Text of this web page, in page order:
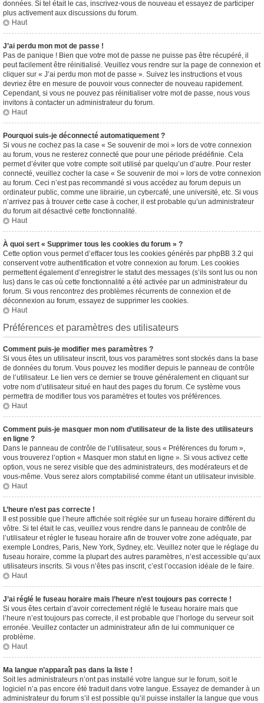
données. Si tel était le cas, inscrivez-vous de nouveau et essayez de participer
plus activement aux discussions du forum.
Haut
J’ai perdu mon mot de passe !
Pas de panique ! Bien que votre mot de passe ne puisse pas être récupéré, il
peut facilement être réinitialisé. Veuillez vous rendre sur la page de connexion et
cliquer sur « J’ai perdu mon mot de passe ». Suivez les instructions et vous
devriez être en mesure de pouvoir vous connecter de nouveau rapidement.
Cependant, si vous ne pouvez pas réinitialiser votre mot de passe, nous vous
invitons à contacter un administrateur du forum.
Haut
Pourquoi suis-je déconnecté automatiquement ?
Si vous ne cochez pas la case « Se souvenir de moi » lors de votre connexion
au forum, vous ne resterez connecté que pour une période prédéfinie. Cela
permet d’éviter que votre compte soit utilisé par quelqu’un d’autre. Pour rester
connecté, veuillez cocher la case « Se souvenir de moi » lors de votre connexion
au forum. Ceci n’est pas recommandé si vous accédez au forum depuis un
ordinateur public, comme une librairie, un cybercafé, une université, etc. Si vous
n’arrivez pas à trouver cette case à cocher, il est probable qu’un administrateur
du forum ait désactivé cette fonctionnalité.
Haut
À quoi sert « Supprimer tous les cookies du forum » ?
Cette option vous permet d’effacer tous les cookies générés par phpBB 3.2 qui
conservent votre authentification et votre connexion au forum. Les cookies
permettent également d’enregistrer le statut des messages (s’ils sont lus ou non
lus) dans le cas où cette fonctionnalité a été activée par un administrateur du
forum. Si vous rencontrez des problèmes récurrents de connexion et de
déconnexion au forum, essayez de supprimer les cookies.
Haut
Préférences et paramètres des utilisateurs
Comment puis-je modifier mes paramètres ?
Si vous êtes un utilisateur inscrit, tous vos paramètres sont stockés dans la base
de données du forum. Vous pouvez les modifier depuis le panneau de contrôle
de l’utilisateur. Le lien vers ce dernier se trouve généralement en cliquant sur
votre nom d’utilisateur situé en haut des pages du forum. Ce système vous
permettra de modifier tous vos paramètres et toutes vos préférences.
Haut
Comment puis-je masquer mon nom d’utilisateur de la liste des utilisateurs
en ligne ?
Dans le panneau de contrôle de l’utilisateur, sous « Préférences du forum »,
vous trouverez l’option « Masquer mon statut en ligne ». Si vous activez cette
option, vous ne serez visible que des administrateurs, des modérateurs et de
vous-même. Vous serez alors comptabilisé comme étant un utilisateur invisible.
Haut
L’heure n’est pas correcte !
Il est possible que l’heure affichée soit réglée sur un fuseau horaire différent du
vôtre. Si tel était le cas, veuillez vous rendre dans le panneau de contrôle de
l’utilisateur et régler le fuseau horaire afin de trouver votre zone adéquate, par
exemple Londres, Paris, New York, Sydney, etc. Veuillez noter que le réglage du
fuseau horaire, comme la plupart des autres paramètres, n’est accessible qu’aux
utilisateurs inscrits. Si vous n’êtes pas inscrit, c’est l’occasion idéale de le faire.
Haut
J’ai réglé le fuseau horaire mais l’heure n’est toujours pas correcte !
Si vous êtes certain d’avoir correctement réglé le fuseau horaire mais que
l’heure n’est toujours pas correcte, il est probable que l’horloge du serveur soit
erronée. Veuillez contacter un administrateur afin de lui communiquer ce
problème.
Haut
Ma langue n’apparaît pas dans la liste !
Soit les administrateurs n’ont pas installé votre langue sur le forum, soit le
logiciel n’a pas encore été traduit dans votre langue. Essayez de demander à un
administrateur du forum s’il est possible qu’il puisse installer la langue que vous